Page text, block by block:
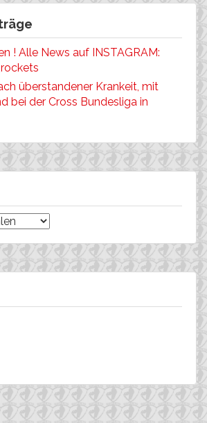
! Alle News auf INSTAGRAM:
überstandener Krankeit, mit
bei der Cross Bundesliga in